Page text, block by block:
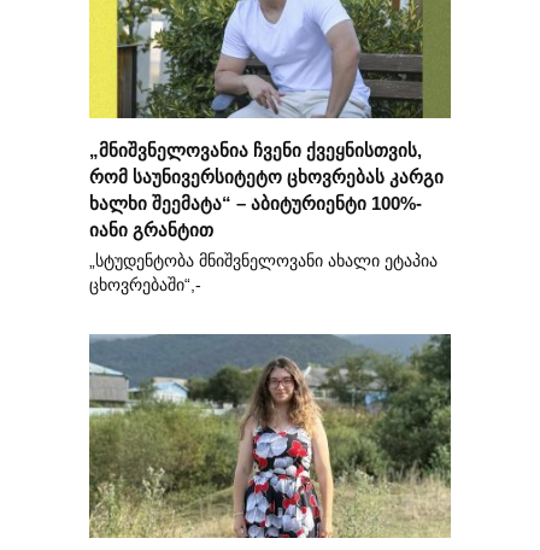
„მნიშვნელოვანია ჩვენი ქვეყნისთვის,
რომ საუნივერსიტეტო ცხოვრებას კარგი
ხალხი შეემატა“ – აბიტურიენტი 100%-
იანი გრანტით
„სტუდენტობა მნიშვნელოვანი ახალი ეტაპია
ცხოვრებაში“,-